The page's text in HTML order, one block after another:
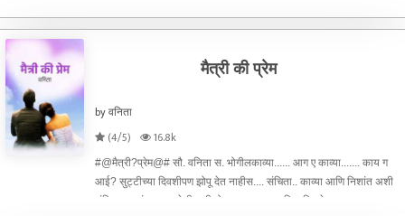
मैत्री की प्रेम
by वनिता
(4/5)
16.8k
#@मैत्री?प्रेम@# सौ. वनिता स. भोगीलकाव्या...... आग ए काव्या....... काय ग
आई? सुट्टीच्या दिवशीपण झोपू देत नाहीस.... संचिता.. काव्या आणि निशांत अशी
संचिताच्या संसाराच्या वेलीवरची दोन फुल.. नवरा सुजित बिजनेस वाला .. त्याला ना